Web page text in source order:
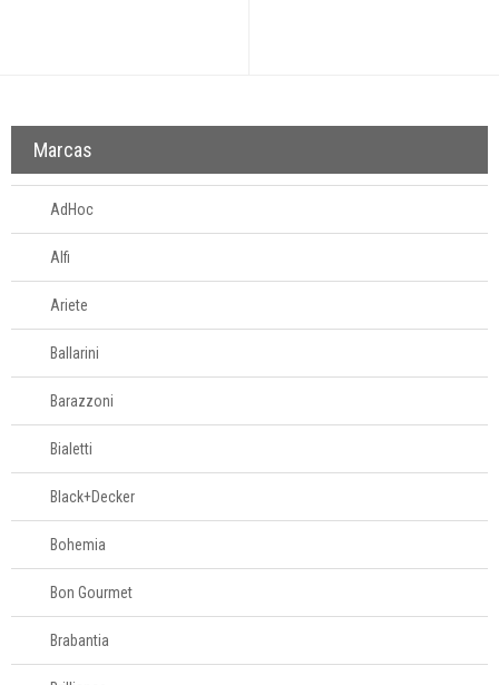
Marcas
AdHoc
Alfi
Ariete
Ballarini
Barazzoni
Bialetti
Black+Decker
Bohemia
Bon Gourmet
Brabantia